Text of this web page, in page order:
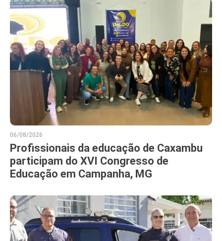
06/08/2026
Profissionais da educação de Caxambu
participam do XVI Congresso de
Educação em Campanha, MG